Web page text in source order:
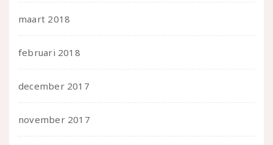
maart 2018
februari 2018
december 2017
november 2017